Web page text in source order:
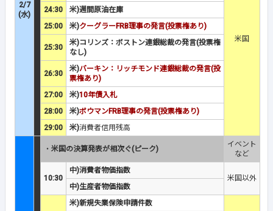
2/7
(水)
米国
24:30
米)週間原油在庫
25:00
米)クーグラーFRB理事の発言(投票権あり)
25:30
米)コリンズ：ボストン連銀総裁の発言(投票権
なし)
26:30
米)バーキン：リッチモンド連銀総裁の発言(投
票権あり)
27:00
米)10年債入札
28:00
米)ボウマンFRB理事の発言(投票権あり)
29:00
米)消費者信用残高
・ 米国の決算発表が相次ぐ(ピーク)
イベント
など
10:30
中)消費者物価指数
米国以外
中)生産者物価指数
米)新規失業保険申請件数